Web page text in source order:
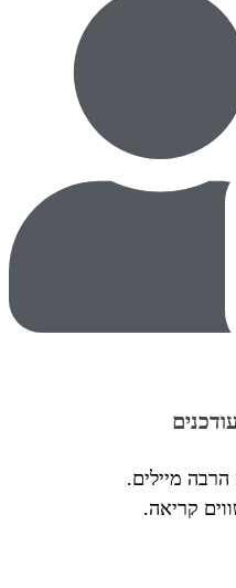
מיילים.
קריאה.